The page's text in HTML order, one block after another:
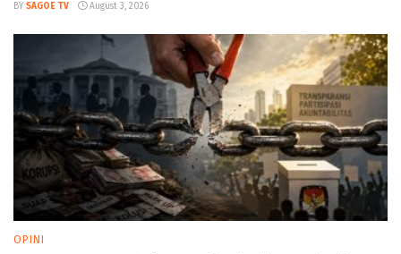
BY SAGOE TV August 3, 2026
OPINI